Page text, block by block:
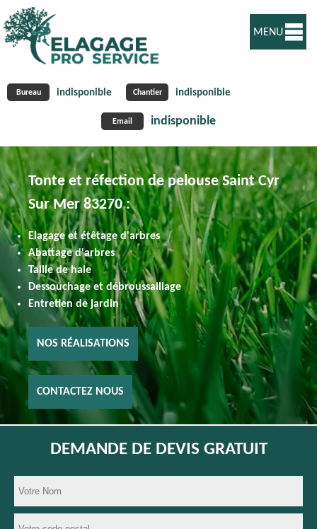
Bureau indisponible Chantier indisponible
Email indisponible
MENU
Tonte et réfection de pelouse Saint Cyr
Sur Mer 83270 :
Elagage et étêtage d'arbres
Abattage d'arbres
Taille de haie
Dessouchage et débroussaillage
Entretien de jardin
NOS RÉALISATIONS
CONTACTEZ NOUS
DEMANDE DE DEVIS GRATUIT